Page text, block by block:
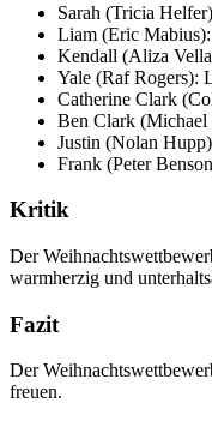
Sarah (Tricia
Liam (Eric
Kendall (Aliza
Yale (Raf Rogers):
Catherine Clark
Ben Clark (Michael
Justin (Nolan
Frank (Peter
Kritik
Der
warmherzig und
Fazit
Der
freuen.